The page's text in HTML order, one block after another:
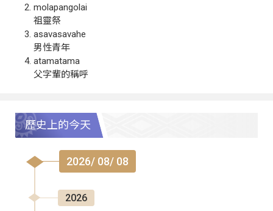
molapangolai
祖靈祭
asavasavahe
男性青年
atamatama
父字輩的稱呼
歷史上的今天
2026/ 08/ 08
2026